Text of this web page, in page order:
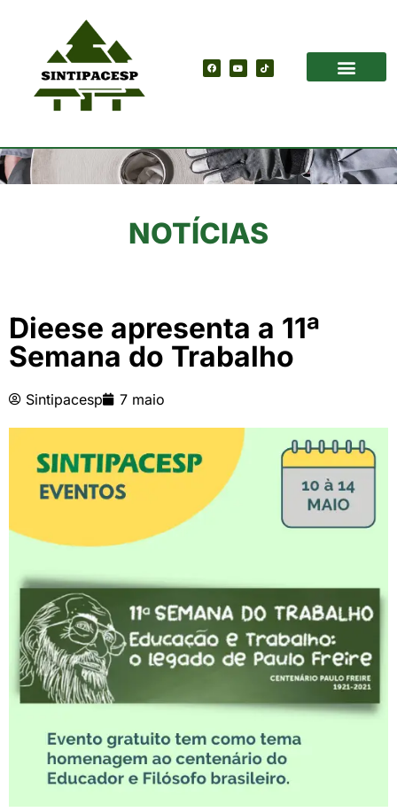
NOTÍCIAS
Dieese apresenta a 11ª
Semana do Trabalho
Sintipacesp 7 maio